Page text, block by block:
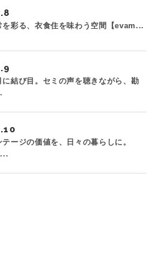
を彩る、衣食住を味わう空間【evam...
に結び目。セミの声を聴きながら、勘
テージの価値を、日々の暮らしに。